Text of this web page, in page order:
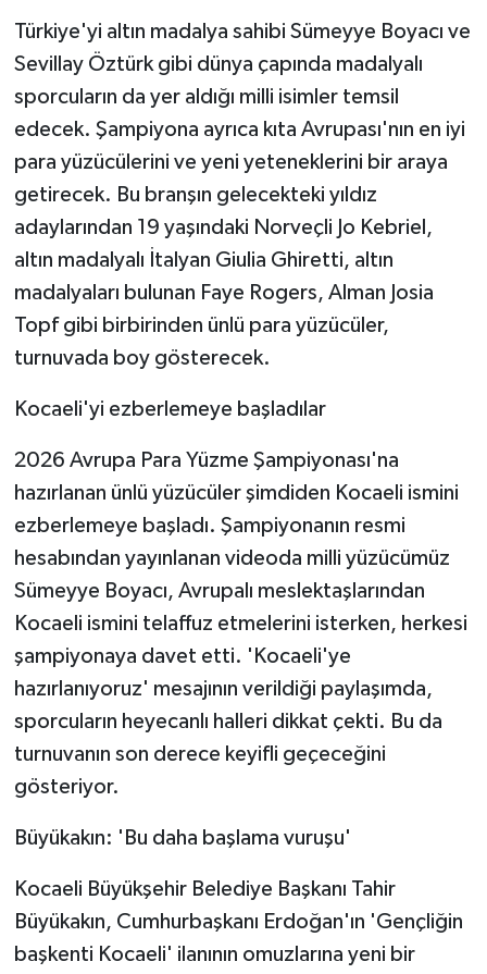
Türkiye'yi altın madalya sahibi Sümeyye Boyacı ve
Sevillay Öztürk gibi dünya çapında madalyalı
sporcuların da yer aldığı milli isimler temsil
edecek. Şampiyona ayrıca kıta Avrupası'nın en iyi
para yüzücülerini ve yeni yeteneklerini bir araya
getirecek. Bu branşın gelecekteki yıldız
adaylarından 19 yaşındaki Norveçli Jo Kebriel,
altın madalyalı İtalyan Giulia Ghiretti, altın
madalyaları bulunan Faye Rogers, Alman Josia
Topf gibi birbirinden ünlü para yüzücüler,
turnuvada boy gösterecek.
Kocaeli'yi ezberlemeye başladılar
2026 Avrupa Para Yüzme Şampiyonası'na
hazırlanan ünlü yüzücüler şimdiden Kocaeli ismini
ezberlemeye başladı. Şampiyonanın resmi
hesabından yayınlanan videoda milli yüzücümüz
Sümeyye Boyacı, Avrupalı meslektaşlarından
Kocaeli ismini telaffuz etmelerini isterken, herkesi
şampiyonaya davet etti. 'Kocaeli'ye
hazırlanıyoruz' mesajının verildiği paylaşımda,
sporcuların heyecanlı halleri dikkat çekti. Bu da
turnuvanın son derece keyifli geçeceğini
gösteriyor.
Büyükakın: 'Bu daha başlama vuruşu'
Kocaeli Büyükşehir Belediye Başkanı Tahir
Büyükakın, Cumhurbaşkanı Erdoğan'ın 'Gençliğin
başkenti Kocaeli' ilanının omuzlarına yeni bir